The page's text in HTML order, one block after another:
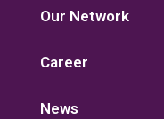
Our Network
Career
News